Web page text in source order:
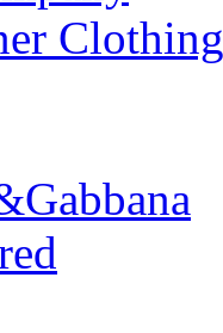
Clothing